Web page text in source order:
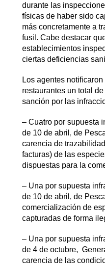
durante las
físicas de haber sido
más concretamente a
fusil. Cabe destacar
establecimientos
ciertas deficiencias
Los agentes
restaurantes un total
sanción por las
– Cuatro por supuesta
de 10 de abril, de
carencia de
facturas) de las
dispuestas para la
– Una por supuesta
de 10 de abril, de
comercialización de
capturadas de forma
– Una por supuesta
de 4 de octubre,
carencia de las